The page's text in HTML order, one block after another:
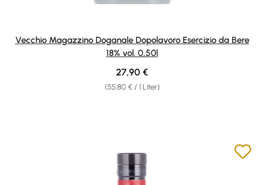
Vecchio Magazzino Doganale Dopolavoro Esercizio da Bere
18% vol. 0,50l
(55,80 € / 1 Liter)
Regulärer Preis:
27,90 €